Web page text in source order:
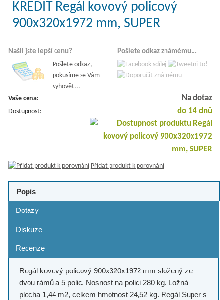
KREDIT Regál kovový policový
900x320x1972 mm, SUPER
Našli jste lepší cenu?
Pošlete odkaz,
pokusíme se Vám
vyhovět...
Pošlete odkaz známému...
Vaše cena: Na dotaz
Dostupnost: do 14 dnů
Přidat produkt k porovnání
Popis
Dotazy
Diskuze
Recenze
Regál kovový policový 900x320x1972 mm složený ze
dvou rámů a 5 polic. Nosnost na polici 280 kg. Ložná
plocha 1,44 m2, celkem hmotnost 24,52 kg. Regál Super s